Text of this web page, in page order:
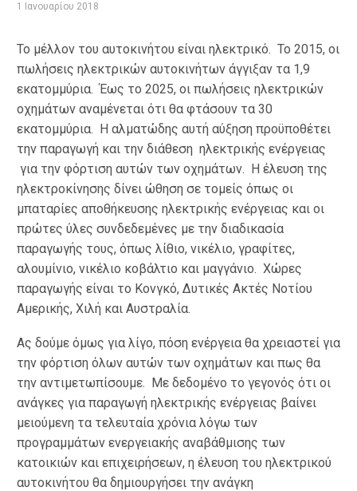
1 Ιανουαρίου 2018
Το μέλλον του αυτοκινήτου είναι ηλεκτρικό. Το 2015, οι
πωλήσεις ηλεκτρικών αυτοκινήτων άγγιξαν τα 1,9
εκατομμύρια. Έως το 2025, οι πωλήσεις ηλεκτρικών
οχημάτων αναμένεται ότι θα φτάσουν τα 30
εκατομμύρια. Η αλματώδης αυτή αύξηση προϋποθέτει
την παραγωγή και την διάθεση ηλεκτρικής ενέργειας
για την φόρτιση αυτών των οχημάτων. Η έλευση της
ηλεκτροκίνησης δίνει ώθηση σε τομείς όπως οι
μπαταρίες αποθήκευσης ηλεκτρικής ενέργειας και οι
πρώτες ύλες συνδεδεμένες με την διαδικασία
παραγωγής τους, όπως λίθιο, νικέλιο, γραφίτες,
αλουμίνιο, νικέλιο κοβάλτιο και μαγγάνιο. Χώρες
παραγωγής είναι το Κονγκό, Δυτικές Ακτές Νοτίου
Αμερικής, Χιλή και Αυστραλία.
Ας δούμε όμως για λίγο, πόση ενέργεια θα χρειαστεί για
την φόρτιση όλων αυτών των οχημάτων και πως θα
την αντιμετωπίσουμε. Με δεδομένο το γεγονός ότι οι
ανάγκες για παραγωγή ηλεκτρικής ενέργειας βαίνει
μειούμενη τα τελευταία χρόνια λόγω των
προγραμμάτων ενεργειακής αναβάθμισης των
κατοικιών και επιχειρήσεων, η έλευση του ηλεκτρικού
αυτοκινήτου θα δημιουργήσει την ανάγκη